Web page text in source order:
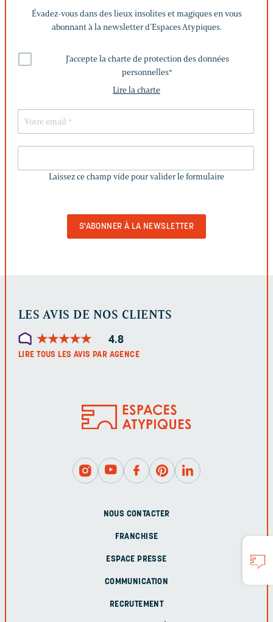
Évadez-vous dans des lieux insolites et magiques en vous
abonnant à la newsletter d’Espaces Atypiques.
J'accepte la charte de protection des données
personnelles*
Lire la charte
CHAMP
Laissez ce champ vide pour valider le formulaire
LES AVIS DE NOS CLIENTS
★★★★★
★★★★★ 4.8
LIRE TOUS LES AVIS PAR AGENCE
NOUS CONTACTER
FRANCHISE
ESPACE PRESSE
COMMUNICATION
RECRUTEMENT